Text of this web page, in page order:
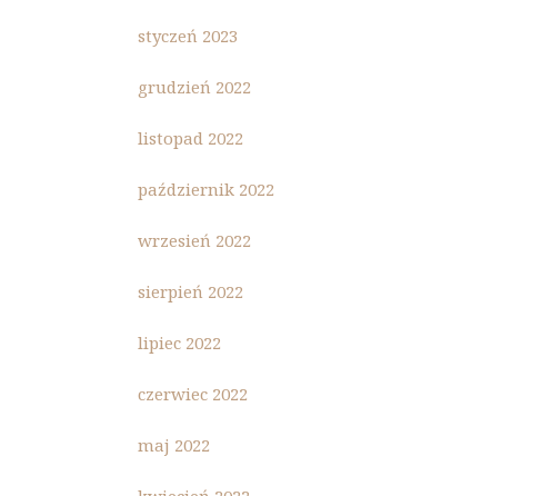
styczeń 2023
grudzień 2022
listopad 2022
październik 2022
wrzesień 2022
sierpień 2022
lipiec 2022
czerwiec 2022
maj 2022